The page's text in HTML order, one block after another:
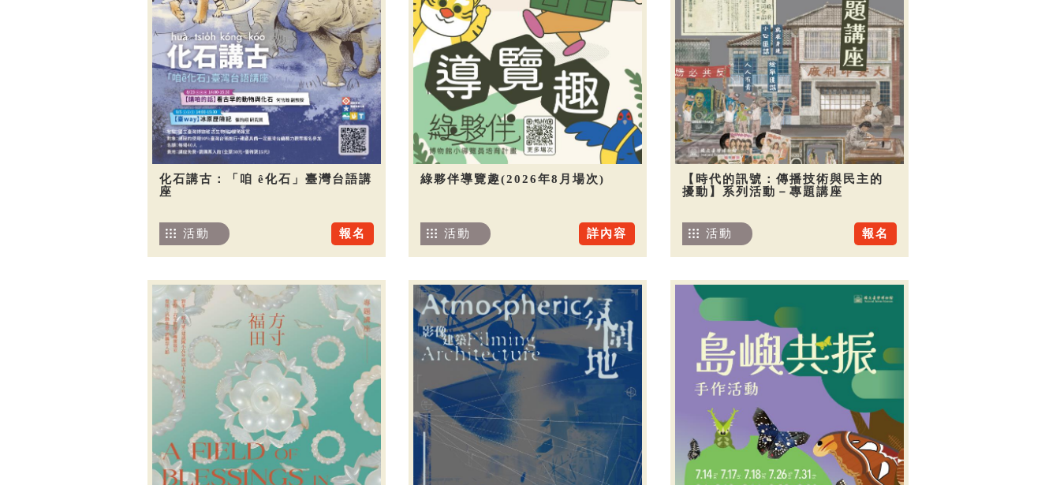
化石講古：「咱 ê化石」臺灣台語講
座
報名
活動
綠夥伴導覽趣(2026年8月場次)
詳內容
活動
【時代的訊號：傳播技術與民主的
擾動】系列活動－專題講座
報名
活動